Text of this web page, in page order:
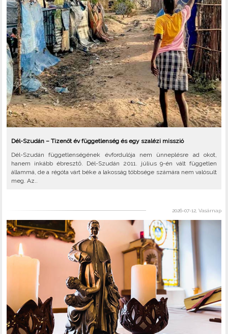
Dél-Szudán – Tizenöt év függetlenség és egy szalézi misszió
Dél-Szudán függetlenségének évfordulója nem ünneplésre ad okot,
hanem inkább ébresztő. Dél-Szudán 2011. július 9-én vált független
állammá, de a régóta várt béke a lakosság többsége számára nem valósult
meg. Az..
2026-07-12, Vasárnap